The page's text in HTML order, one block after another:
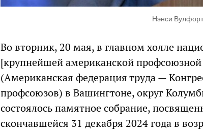
Нэнси Вулфорт
Во вторник, 20 мая, в главном холле
[крупнейшей американской
(Американская федерация труда —
профсоюзов) в Вашингтоне, округ
состоялось памятное собрание,
скончавшейся 31 декабря 2024 года в